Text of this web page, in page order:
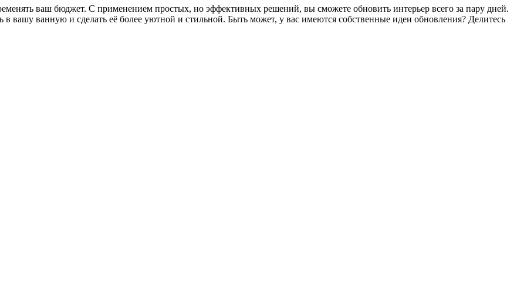
ваш бюджет. С применением простых, но эффективных решений, вы сможете обновить интерьер всего за пару дней.
вашу ванную и сделать её более уютной и стильной. Быть может, у вас имеются собственные идеи обновления? Делитесь